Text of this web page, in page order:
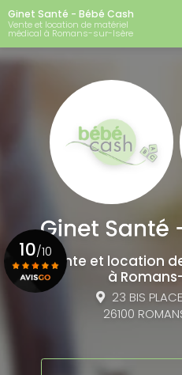
Aller
au
contenu
principal
Ginet Santé - Bébé Cash
Vente et location de matériel
médical à Romans-sur-Isère
Vente et location
à
23 BIS
26100
10/10